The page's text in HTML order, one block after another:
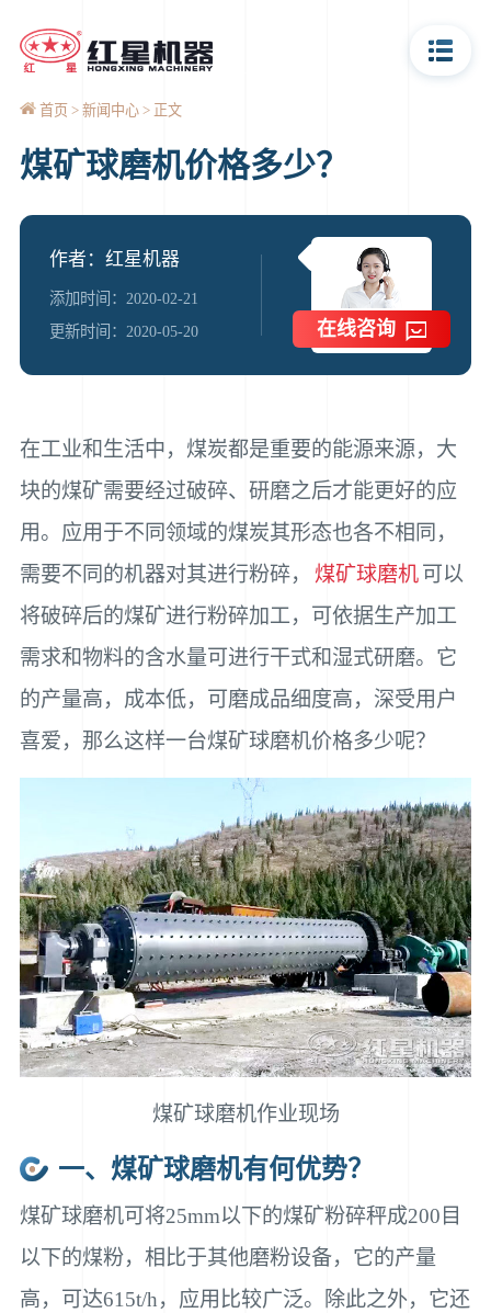
首页 新闻中心 正文
煤矿球磨机价格多少？
作者：红星机器
添加时间：2020-02-21
更新时间：2020-05-20
在线咨询
在工业和生活中，煤炭都是重要的能源来源，大
块的煤矿需要经过破碎、研磨之后才能更好的应
用。应用于不同领域的煤炭其形态也各不相同，
需要不同的机器对其进行粉碎，
煤矿球磨机 可以
将破碎后的煤矿进行粉碎加工，可依据生产加工
需求和物料的含水量可进行干式和湿式研磨。它
的产量高，成本低，可磨成品细度高，深受用户
喜爱，那么这样一台煤矿球磨机价格多少呢？
煤矿球磨机作业现场
一、煤矿球磨机有何优势？
煤矿球磨机可将25mm以下的煤矿粉碎秤成200目
以下的煤粉，相比于其他磨粉设备，它的产量
高，可达615t/h，应用比较广泛。除此之外，它还